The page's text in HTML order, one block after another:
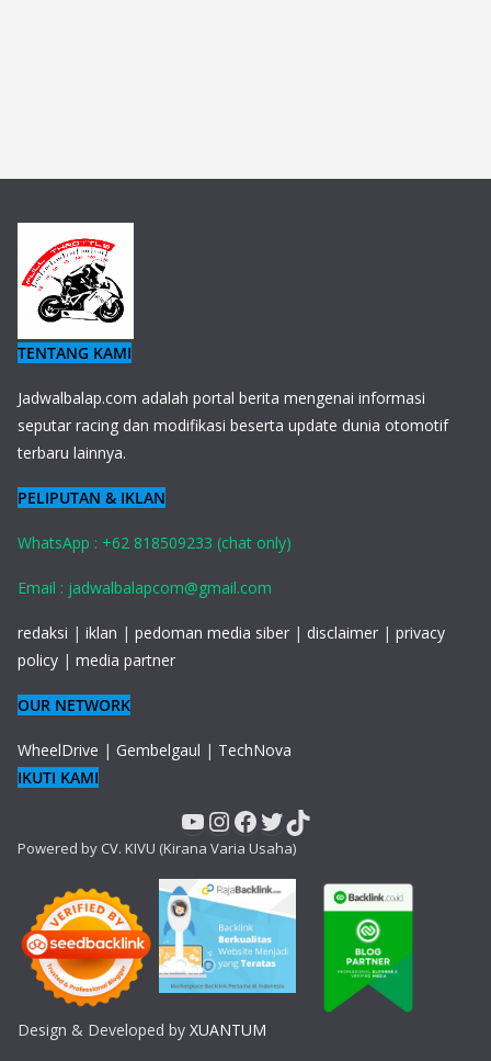
TENTANG KAMI
Jadwalbalap.com adalah portal berita mengenai informasi
seputar racing dan modifikasi beserta update dunia otomotif
terbaru lainnya.
PELIPUTAN & IKLAN
WhatsApp : +62 818509233 (chat only)
Email : jadwalbalapcom@gmail.com
redaksi | iklan | pedoman media siber | disclaimer | privacy
policy | media partner
OUR NETWORK
WheelDrive | Gembelgaul | TechNova
IKUTI KAMI
YouTube
Instagram
Facebook
Twitter
TikTok
Powered by CV. KIVU (Kirana Varia Usaha)
Design & Developed by XUANTUM